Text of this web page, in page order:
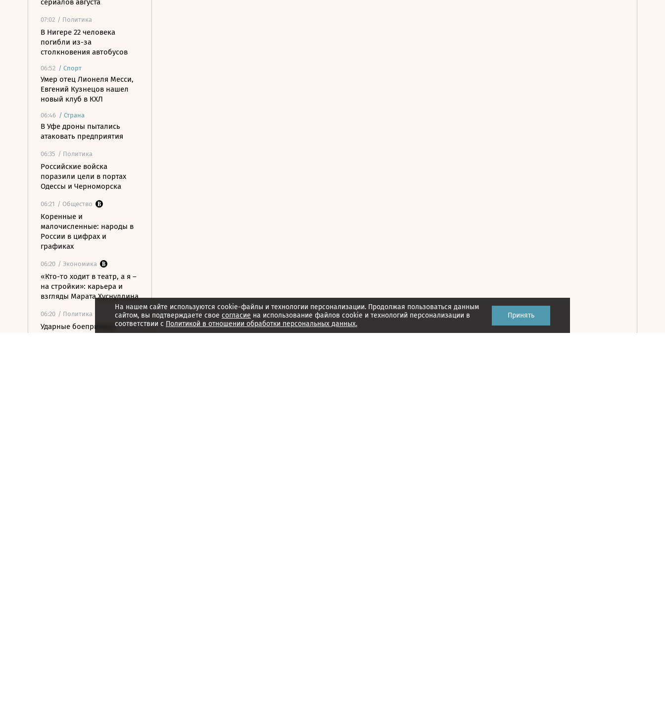
сериалов августа
07:02 / Политика
В Нигере 22 человека
погибли из-за
столкновения автобусов
06:52 / Спорт
Умер отец Лионеля Месси,
Евгений Кузнецов нашел
новый клуб в КХЛ
06:46 / Страна
В Уфе дроны пытались
атаковать предприятия
06:35 / Политика
Российские войска
поразили цели в портах
Одессы и Черноморска
06:21 / Общество
Коренные и
малочисленные: народы в
России в цифрах и
графиках
06:20 / Экономика
«Кто-то ходит в театр, а я –
на стройки»: карьера и
взгляды Марата Хуснуллина
06:20 / Политика
Ударные боеприпасы
На нашем сайте используются cookie-файлы и технологии персонализации. Продолжая пользоваться данным
сайтом, вы подтверждаете свое согласие на использование файлов cookie и технологий персонализации в
соответствии с Политикой в отношении обработки персональных данных.
Принять